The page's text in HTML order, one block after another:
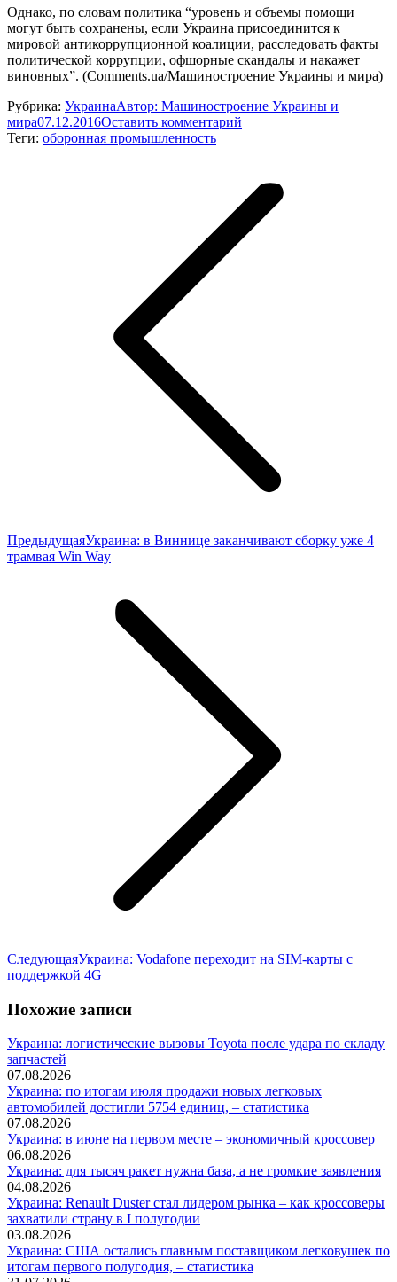
Однако, по словам политика “уровень и объемы помощи
могут быть сохранены, если Украина присоединится к
мировой антикоррупционной коалиции, расследовать факты
политической коррупции, офшорные скандалы и накажет
виновных”. (Comments.ua/Машиностроение Украины и мира)
Рубрика: УкраинаАвтор: Машиностроение Украины и
мира07.12.2016Оставить комментарий
Теги: оборонная промышленность
ПредыдущаяПредыдущая
запись:
Украина: в Виннице заканчивают сборку уже 4
трамвая Win Way
СледующаяСледующая
запись:
Украина: Vodafone переходит на SIM-карты с
поддержкой 4G
Похожие записи
Украина: логистические вызовы Toyota после удара по складу
запчастей
07.08.2026
Украина: по итогам июля продажи новых легковых
автомобилей достигли 5754 единиц, – статистика
07.08.2026
Украина: в июне на первом месте – экономичный кроссовер
06.08.2026
Украина: для тысяч ракет нужна база, а не громкие заявления
04.08.2026
Украина: Renault Duster стал лидером рынка – как кроссоверы
захватили страну в I полугодии
03.08.2026
Украина: США остались главным поставщиком легковушек по
итогам первого полугодия, – статистика